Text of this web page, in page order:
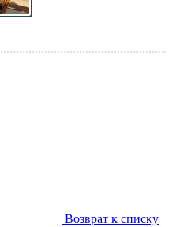
Возврат к списку